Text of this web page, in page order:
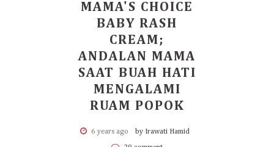
MAMA'S CHOICE
BABY RASH
CREAM;
ANDALAN MAMA
SAAT BUAH HATI
MENGALAMI
RUAM POPOK
6 years ago by Irawati Hamid